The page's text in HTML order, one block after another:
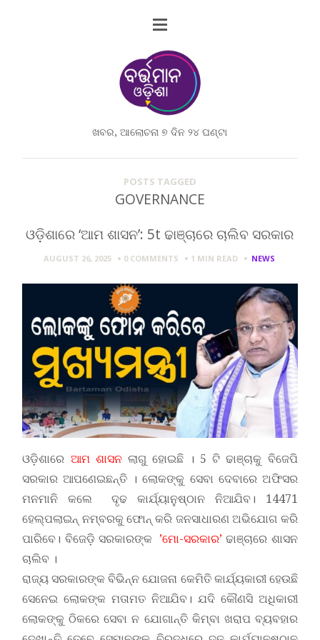
ଖବର, ଆଲୋଚନା ୭ ଦିନ ୨୪ ଘଣ୍ଟା
POSTS TAGGED
GOVERNANCE
ଓଡ଼ିଶାରେ ‘ଆମ ଶାସନ’: 5t ଢାଞ୍ଚାରେ ଚାଲିବ ସରକାର
AUGUST 26, 2025 0 COMMENTS 1 MIN READ NEWS
ଓଡ଼ିଶାରେ ଆମ ଶାସନଲାଗୁ ହୋଇଛି । 5 ଟି ଢାଞ୍ଚାକୁ ବିଜେପି
ସରକାର ଆପଣେଇଛନ୍ତି । ଲୋକଙ୍କୁ ସେବା ଦେବାରେ ଅଫିସର
ମନମାନି କଲେ ଦୃଢ କାର୍ଯ୍ୟାନୁଷ୍ଠାନ ନିଆଯିବ। 14471
ହେଲ୍ପଲାଇନ୍ ନମ୍ବରକୁ ଫୋନ୍ କରି ଜନସାଧାରଣ ଅଭିଯୋଗ କରି
ପାରିବେ। ବିଜେଡ଼ି ସରକାରଙ୍କ’ମୋ-ସରକାର’ ଢାଞ୍ଚାରେ ଶାସନ
ଚାଲିବ ।
ରାଜ୍ୟ ସରକାରଙ୍କ ବିଭିନ୍ନ ଯୋଜନା କେମିତି କାର୍ଯ୍ୟକାରୀ ହେଉଛି
ସେନେଇ ଲୋକଙ୍କ ମତାମତ ନିଆଯିବ। ଯଦି କୌଣସି ଅଧିକାରୀ
ଲୋକଙ୍କୁ ଠିକରେ ସେବା ନ ଯୋଗାନ୍ତି କିମ୍ବା ଖରାପ ବ୍ୟବହାର